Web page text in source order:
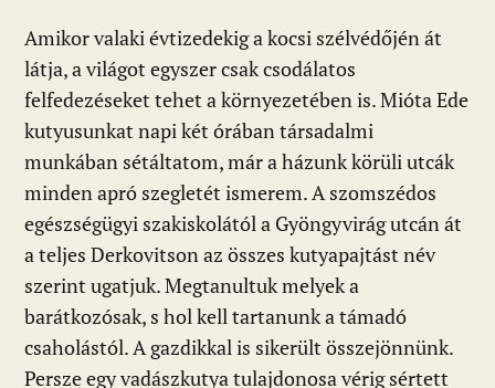
Amikor valaki évtizedekig a kocsi szélvédőjén át
látja, a világot egyszer csak csodálatos
felfedezéseket tehet a környezetében is. Mióta Ede
kutyusunkat napi két órában társadalmi
munkában sétáltatom, már a házunk körüli utcák
minden apró szegletét ismerem. A szomszédos
egészségügyi szakiskolától a Gyöngyvirág utcán át
a teljes Derkovitson az összes kutyapajtást név
szerint ugatjuk. Megtanultuk melyek a
barátkozósak, s hol kell tartanunk a támadó
csaholástól. A gazdikkal is sikerült összejönnünk.
Persze egy vadászkutya tulajdonosa vérig sértett